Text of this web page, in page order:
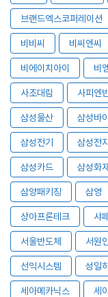
브랜드엑스코퍼레이션
비비씨 비씨엔씨
비에이치아이 비
사조대림 사피엔
삼성물산 삼성바
삼성전기 삼성전
삼성카드 삼성화재
삼양패키징 삼영
상아프론테크 샤
서울반도체 서원
선익시스템 성일
세아메카닉스 세